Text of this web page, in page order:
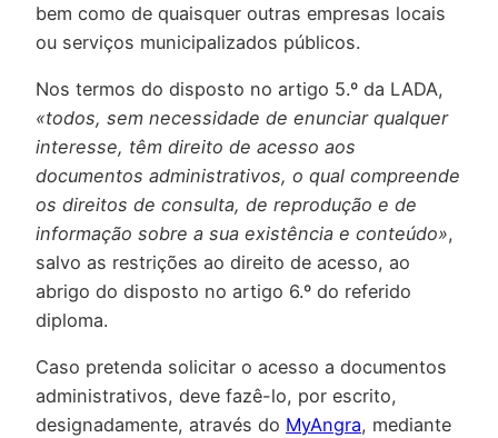
bem como de quaisquer outras empresas locais
ou serviços municipalizados públicos.
Nos termos do disposto no artigo 5.º da LADA,
«todos, sem necessidade de enunciar qualquer
interesse, têm direito de acesso aos
documentos administrativos, o qual compreende
os direitos de consulta, de reprodução e de
informação sobre a sua existência e conteúdo»,
salvo as restrições ao direito de acesso, ao
abrigo do disposto no artigo 6.º do referido
diploma.
Caso pretenda solicitar o acesso a documentos
administrativos, deve fazê-lo, por escrito,
designadamente, através do MyAngra, mediante